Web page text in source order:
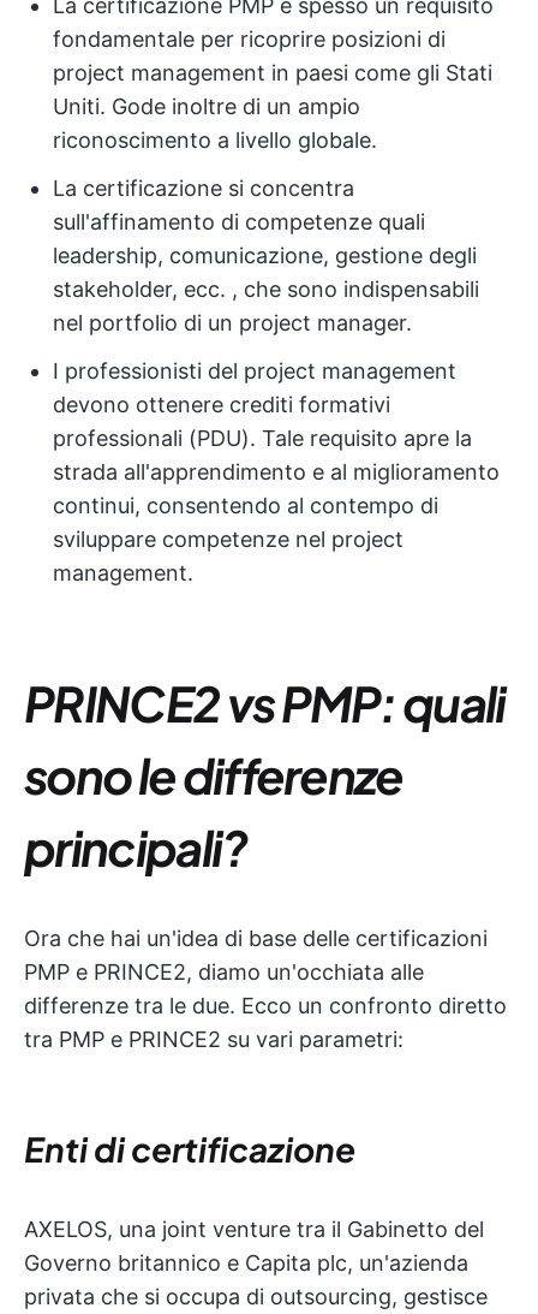
La certificazione PMP è spesso un requisito
fondamentale per ricoprire posizioni di
project management in paesi come gli Stati
Uniti. Gode inoltre di un ampio
riconoscimento a livello globale.
La certificazione si concentra
sull'affinamento di competenze quali
leadership, comunicazione, gestione degli
stakeholder, ecc. , che sono indispensabili
nel portfolio di un project manager.
I professionisti del project management
devono ottenere crediti formativi
professionali (PDU). Tale requisito apre la
strada all'apprendimento e al miglioramento
continui, consentendo al contempo di
sviluppare competenze nel project
management.
PRINCE2 vs PMP: quali
sono le differenze
principali?
Ora che hai un'idea di base delle certificazioni
PMP e PRINCE2, diamo un'occhiata alle
differenze tra le due. Ecco un confronto diretto
tra PMP e PRINCE2 su vari parametri:
Enti di certificazione
AXELOS, una joint venture tra il Gabinetto del
Governo britannico e Capita plc, un'azienda
privata che si occupa di outsourcing, gestisce